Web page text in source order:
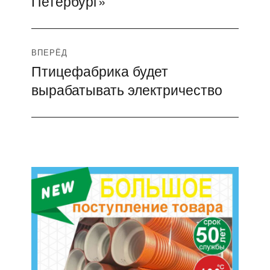
ВПЕРЁД
Следующая
запись:
Птицефабрика будет
вырабатывать электричество